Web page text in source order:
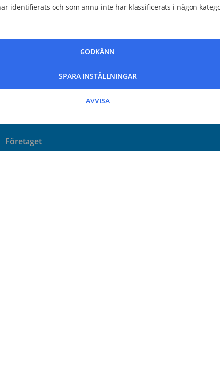
identifierats och som ännu inte har klassificerats i någon
AVVISA
SPARA INSTÄLLNINGAR
GODKÄNN
Företaget